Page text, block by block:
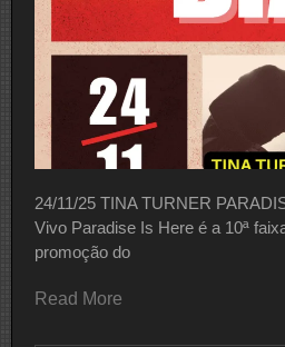
24/11/25 TINA TURNER
Vivo Paradise Is Here é a 10ª
promoção do
Read More